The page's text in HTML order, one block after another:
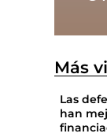
Más
Las
han